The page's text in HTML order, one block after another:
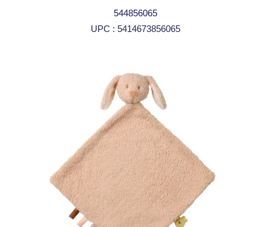
544856065
UPC : 5414673856065